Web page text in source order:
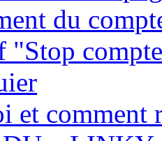
du
"Stop
et comment